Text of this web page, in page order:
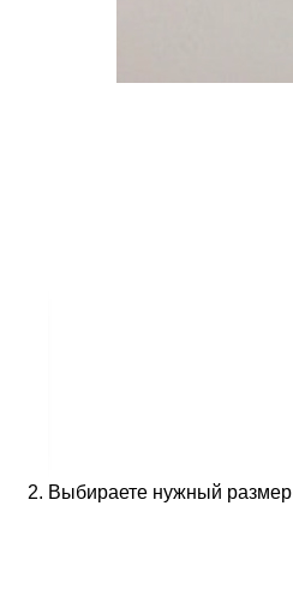
Выбираете нужный размер